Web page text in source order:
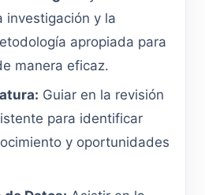
investigación y la
apropiada para
manera eficaz.
Guiar en la revisión
para identificar
y oportunidades